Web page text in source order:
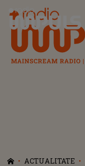
Radio Impuls
ACTUALITATE